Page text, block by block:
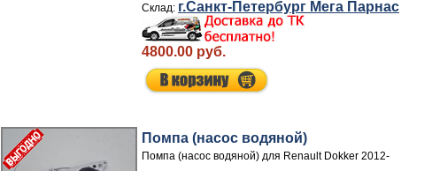
г.Санкт-Петербург Мега Парнас
4800.00 руб.
Помпа (насос водяной)
Помпа (насос водяной) для Renault Dokker 2012-